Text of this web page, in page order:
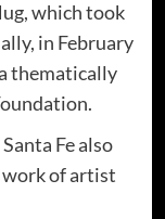
which took
in February
thematically
Fe also
work of artist